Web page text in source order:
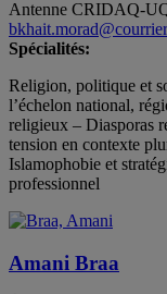
Antenne CRIDAQ-
Spécialités:
Religion, politique et
l’échelon national,
religieux – Diasporas
tension en contexte
Islamophobie et
professionnel
Amani Braa